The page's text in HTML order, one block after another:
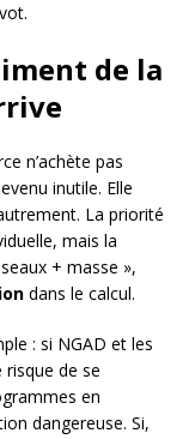
de la
n’achète pas
inutile. Elle
La priorité
mais la
+ masse »,
dans le calcul.
: si NGAD et les
risque de se
en
dangereuse. Si,